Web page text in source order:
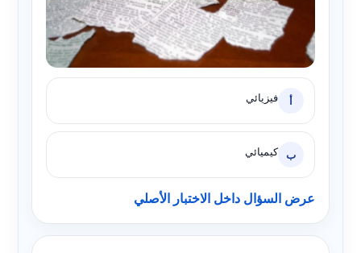
أ فيزيائي
ب كيميائي
عرض السؤال داخل الاختبار الأصلي